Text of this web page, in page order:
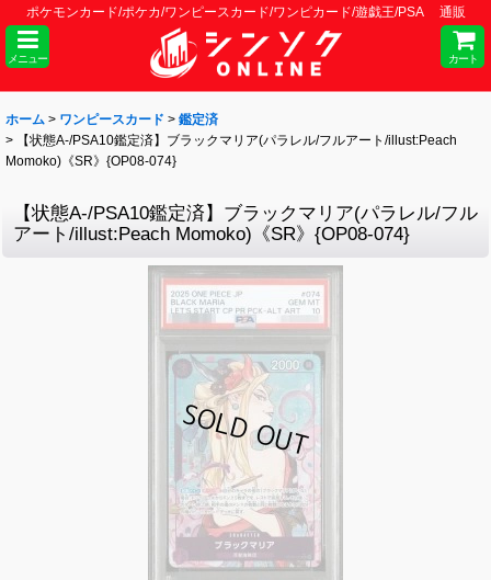
ポケモンカード/ポケカ/ワンピースカード/ワンピカード/遊戯王/PSA 通販
メニュー カート
ホーム > ワンピースカード > 鑑定済
>
【状態A-/PSA10鑑定済】ブラックマリア(パラレル/フルアート/illust:Peach
Momoko)《SR》{OP08-074}
【状態A-/PSA10鑑定済】ブラックマリア(パラレル/フル
アート/illust:Peach Momoko)《SR》{OP08-074}